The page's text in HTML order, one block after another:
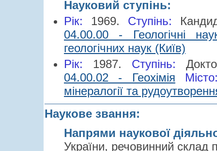
Науковий ступінь:
Рік: 1969. Cтупінь:
04.00.00 - Геологічні
геологічних наук (Київ)
Рік: 1987. Cтупінь:
04.00.02 - Геохімія
мінералогії та
Наукове звання:
Напрями наукової
України, речовинний склад